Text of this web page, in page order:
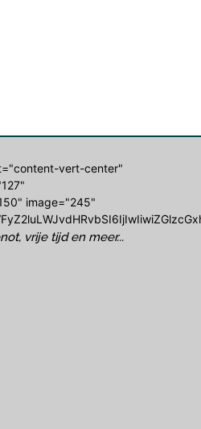
vert-center"
image="245"
vrije tijd en meer...